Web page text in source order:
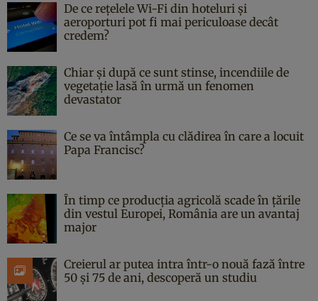
De ce rețelele Wi-Fi din hoteluri și
aeroporturi pot fi mai periculoase decât
credem?
Chiar și după ce sunt stinse, incendiile de
vegetație lasă în urmă un fenomen
devastator
Ce se va întâmpla cu clădirea în care a locuit
Papa Francisc?
În timp ce producția agricolă scade în țările
din vestul Europei, România are un avantaj
major
Creierul ar putea intra într-o nouă fază între
50 și 75 de ani, descoperă un studiu